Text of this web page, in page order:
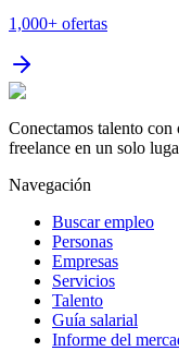
1,000+ ofertas
Conectamos talento
freelance en un solo
Navegación
Buscar empleo
Personas
Empresas
Servicios
Talento
Guía salarial
Informe del